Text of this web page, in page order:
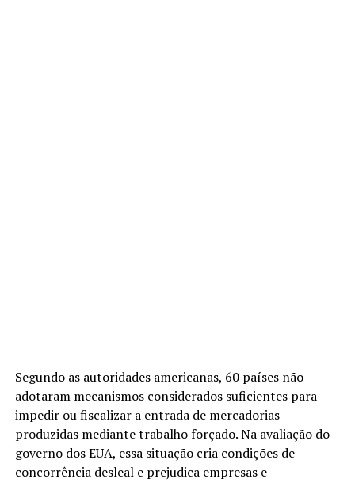
Segundo as autoridades americanas, 60 países não
adotaram mecanismos considerados suficientes para
impedir ou fiscalizar a entrada de mercadorias
produzidas mediante trabalho forçado. Na avaliação do
governo dos EUA, essa situação cria condições de
concorrência desleal e prejudica empresas e